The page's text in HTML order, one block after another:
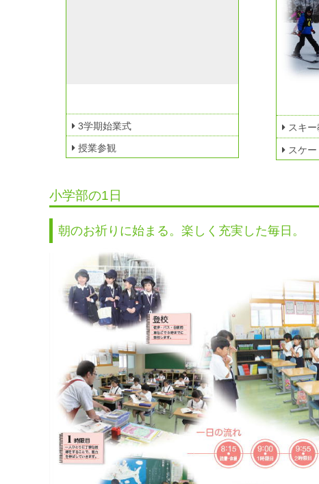
3学期始業式
授業参観
スキー
スケ
小学部の1日
朝のお祈りに始まる。楽しく充実した毎日。